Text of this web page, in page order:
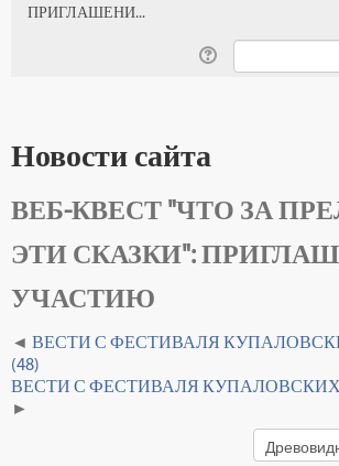
ПРИГЛАШЕНИ...
Новости сайта
ВЕБ-КВЕСТ "ЧТО ЗА
ЭТИ СКАЗКИ":
УЧАСТИЮ
ВЕСТИ С ФЕСТИВАЛЯ
(48)
ВЕСТИ С ФЕСТИВАЛЯ КУПАЛОВСКИХ